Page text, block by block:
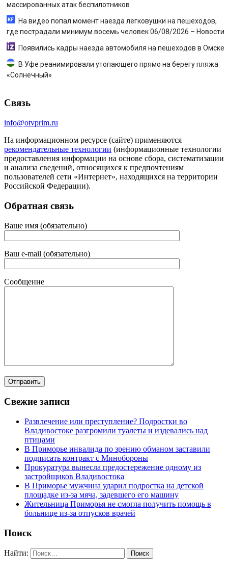
массированных атак беспилотников
На видео попал момент наезда легковушки на пешеходов,
где пострадали минимум восемь человек 06/08/2026 – Новости
Появились кадры наезда автомобиля на пешеходов в Омске
В Уфе реанимировали утопающего прямо на берегу пляжа
«Солнечный»
Связь
info@otvprim.ru
На информационном ресурсе (сайте) применяются
рекомендательные технологии (информационные технологии
предоставления информации на основе сбора, систематизации
и анализа сведений, относящихся к предпочтениям
пользователей сети «Интернет», находящихся на территории
Российской Федерации).
Обратная связь
Ваше имя (обязательно)
Ваш e-mail (обязательно)
Сообщение
Свежие записи
Развлечение или преступление? Подростки во
Владивостоке разгромили туалеты и издевались над
птицами
В Приморье инвалида по зрению обманом заставили
подписать контракт с Минобороны
Прокуратура вынесла предостережение одному из
застройщиков Владивостока
В Приморье мужчина ударил подростка на детской
площадке из-за мяча, задевшего его машину
Жительница Приморья не смогла получить помощь в
больнице из-за отпусков врачей
Поиск
Найти: